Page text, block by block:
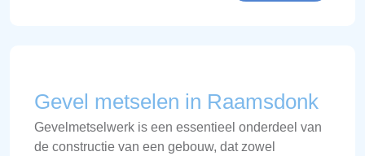
Gevel metselen in Raamsdonk
Gevelmetselwerk is een essentieel onderdeel van
de constructie van een gebouw, dat zowel